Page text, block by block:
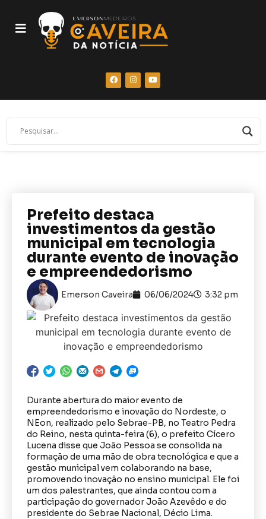
Prefeito destaca
investimentos da gestão
municipal em tecnologia
durante evento de inovação
e empreendedorismo
Emerson Caveira 06/06/2024 3:32 pm
Durante abertura do maior evento de
empreendedorismo e inovação do Nordeste, o
NEon, realizado pelo Sebrae-PB, no Teatro Pedra
do Reino, nesta quinta-feira (6), o prefeito Cícero
Lucena disse que João Pessoa se consolida na
formação de uma mão de obra tecnológica e que a
gestão municipal vem colaborando na base,
promovendo inovação no ensino municipal. Ele foi
um dos palestrantes, que ainda contou com a
participação do governador João Azevêdo e do
presidente do Sebrae Nacional, Décio Lima.